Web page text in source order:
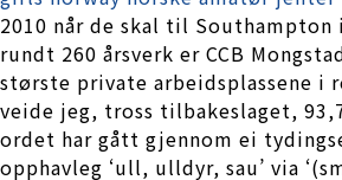
2010 når de skal til Southampton
rundt 260 årsverk er CCB
største private arbeidsplassene i
veide jeg, tross tilbakeslaget,
ordet har gått gjennom ei
opphavleg ‘ull, ulldyr, sau’ via